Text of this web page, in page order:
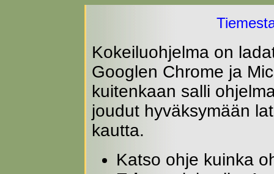
Kokeiluohjelma on
Googlen Chrome ja
kuitenkaan salli
joudut hyväksymään
kautta.
Katso ohje kuinka